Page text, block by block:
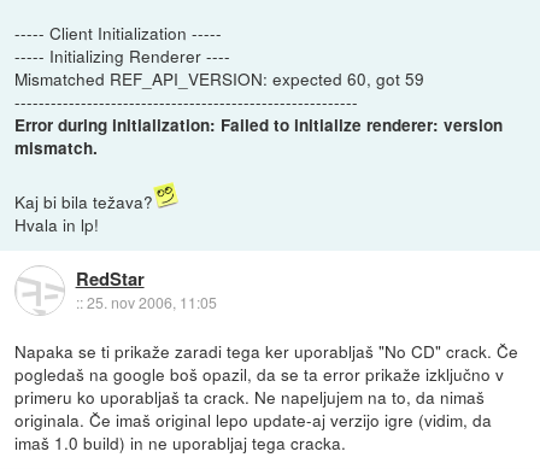
----- Client Initialization -----
----- Initializing Renderer ----
Mismatched REF_API_VERSION: expected 60, got 59
---------------------------------------------------------
Error during initialization: Failed to initialize renderer: version
mismatch.
Kaj bi bila težava?
Hvala in lp!
RedStar
::25. nov 2006, 11:05
Napaka se ti prikaže zaradi tega ker uporabljaš "No CD" crack. Če
pogledaš na google boš opazil, da se ta error prikaže izključno v
primeru ko uporabljaš ta crack. Ne napeljujem na to, da nimaš
originala. Če imaš original lepo update-aj verzijo igre (vidim, da
imaš 1.0 build) in ne uporabljaj tega cracka.